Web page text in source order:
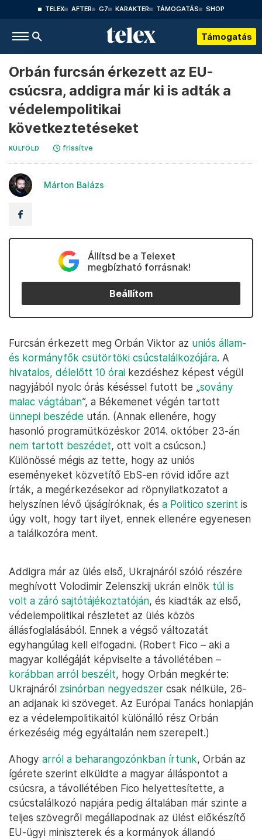
TELEX AFTER G7 KARAKTER TÁMOGATÁS SHOP
Támogatás
Orbán furcsán érkezett az EU-
csúcsra, addigra már ki is adták a
védelempolitikai
következtetéseket
KÜLFÖLD frissítve
Márton Balázs
Állítsd be a Telexet
megbízható forrásnak!
Beállítom
Furcsán érkezett meg Orbán Viktor az uniós állam-
és kormányfők csütörtöki csúcstalálkozójára. A
hivatalos, délelőtt 10 órai kezdéshez képest végül
nagyjából nyolc órás késéssel futott be „sovány
malac vágtában”, a Békemenet végén tartott
ünnepi beszéde után. (Annak ellenére, hogy
hasonló programütközéskor 2014. október 23-án
nem tartott beszédet, ott volt a csúcson.)
Különössé mégis az tette, hogy az uniós
eseményeket közvetítő EbS-en rövid időre azt
írták, a megérkezésekor ad röpnyilatkozatot a
helyszínen lévő újságíróknak, és a Politico szerint is
úgy volt, hogy tart ilyet, ennek ellenére egyenesen
a találkozóra ment.
Addigra már az ülés első, Ukrajnáról szóló részére
meghívott Volodimir Zelenszkij ukrán elnök túl is
volt a záró sajtótájékoztatóján, és kiadták az első,
védelempolitikai részletet az ülés közös
állásfoglalásából. Ennek a végső változatát
egyhangúlag kell elfogadni. (Robert Fico – aki a
magyar kollégáját képviselte a távollétében –
korábban arról beszélt, hogy Orbán megkérte:
Ukrajnáról zsinórban negyedszer csak nélküle, 26-
an adjanak ki szöveget. Az Európai Tanács honlapján
ez a védelempolitikaitól különálló rész Orbán
érkezéséig még egyáltalán nem szerepelt.)
Ahogy arról a beharangozónkban írtunk, Orbán az
ígérete szerint elküldte a magyar álláspontot a
csúcsra, a távollétében Fico helyettesítette, a
csúcstalálkozó napjára pedig általában már szinte a
teljes szövegről megállapodnak az ülést előkészítő
EU-ügyi miniszterek és a kormányok állandó